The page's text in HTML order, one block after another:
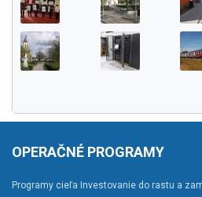
OPERAČNÉ PROGRAMY
Programy cieľa Investovanie do rastu a